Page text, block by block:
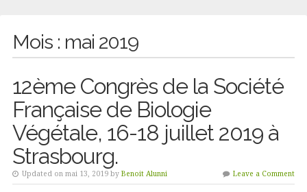
Mois : mai 2019
12ème Congrès de la Société
Française de Biologie
Végétale, 16-18 juillet 2019 à
Strasbourg.
Updated on mai 13, 2019 by Benoit Alunni Leave a Comment